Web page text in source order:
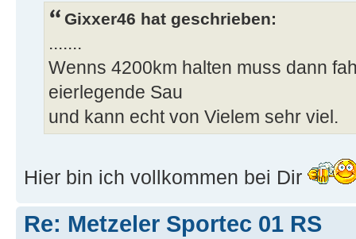
Gixxer46 hat geschrieben:
.......
Wenns 4200km halten muss dann
eierlegende Sau
und kann echt von Vielem sehr viel.
Hier bin ich vollkommen bei Dir
Re: Metzeler Sportec 01 RS